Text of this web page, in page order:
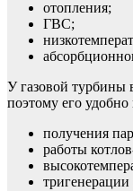
отопления;
ГВС;
У газовой турбины
поэтому его удобно
получения
работы